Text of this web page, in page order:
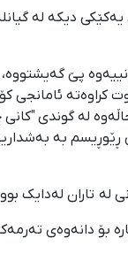
تاران، شوناسی
١٤٠٤، بە فیشەکی جەنگیی
لە گوندی
بە
بۆ دانەوەی